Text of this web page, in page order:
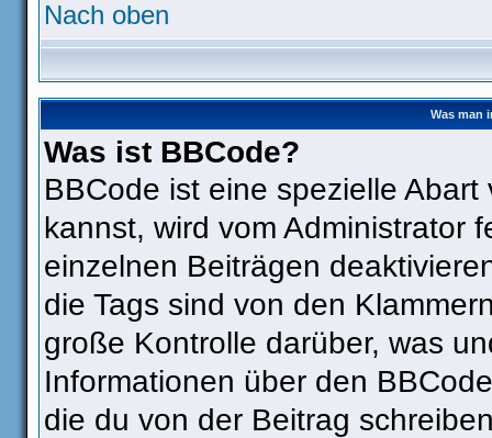
Nach oben
Was man
Was ist BBCode?
BBCode ist eine spezielle
kannst, wird vom Administrator
einzelnen Beiträgen
die Tags sind von den
große Kontrolle darüber, was
Informationen über den
die du von der Beitrag